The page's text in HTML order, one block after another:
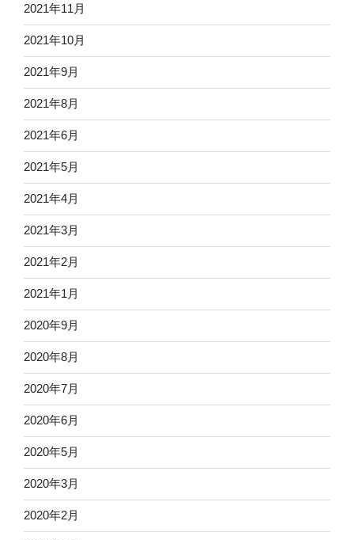
2021年11月
2021年10月
2021年9月
2021年8月
2021年6月
2021年5月
2021年4月
2021年3月
2021年2月
2021年1月
2020年9月
2020年8月
2020年7月
2020年6月
2020年5月
2020年3月
2020年2月